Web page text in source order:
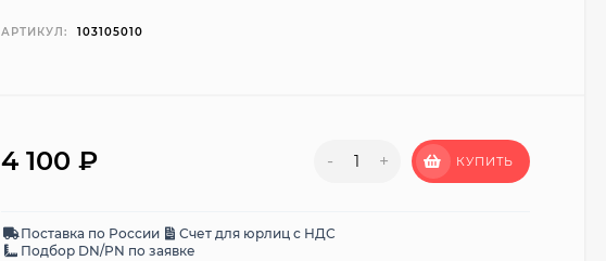
АРТИКУЛ: 103105010
4 100₽ - + КУПИТЬ
Поставка по России
Счет для юрлиц с НДС
Подбор DN/PN по заявке